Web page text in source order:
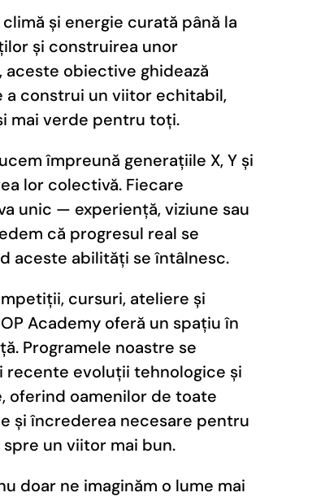
și energie curată până la
și construirea unor
obiective ghidează
a construi un viitor echitabil,
mai verde pentru toți.
împreună generațiile X, Y și
lor colectivă. Fiecare
unic — experiență, viziune sau
că progresul real se
aceste abilități se întâlnesc.
cursuri, ateliere și
Academy oferă un spațiu în
Programele noastre se
recente evoluții tehnologice și
oferind oamenilor de toate
și încrederea necesare pentru
un viitor mai bun.
doar ne imaginăm o lume mai